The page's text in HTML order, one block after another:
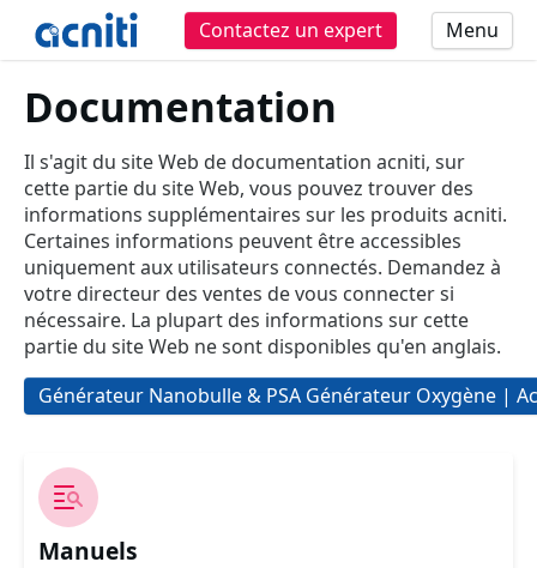
Contactez un expert Menu
Documentation
Il s'agit du site Web de documentation acniti, sur
cette partie du site Web, vous pouvez trouver des
informations supplémentaires sur les produits acniti.
Certaines informations peuvent être accessibles
uniquement aux utilisateurs connectés. Demandez à
votre directeur des ventes de vous connecter si
nécessaire. La plupart des informations sur cette
partie du site Web ne sont disponibles qu'en anglais.
Générateur Nanobulle & PSA Générateur Oxygène |
Manuels